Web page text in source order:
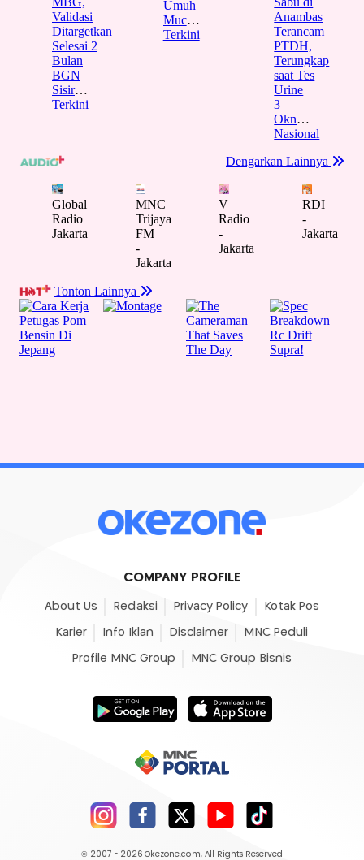
COMPANY PROFILE
About Us Redaksi Privacy Policy Kotak Pos
Karier Info Iklan Disclaimer MNC Peduli
Profile MNC Group MNC Group Bisnis
© 2007 - 2026 Okezone.com, All Rights Reserved